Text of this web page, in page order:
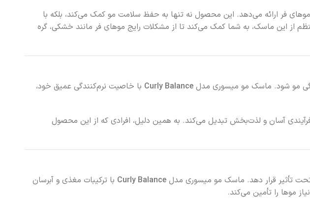
فر ارائه می‌دهد. این محصول نه تنها به حفظ سلامت مو کمک می‌کند، بلکه با
از این ماسک، به شما کمک می‌کند تا از مشکلات رایج موهای فر مانند خشکی، گره
مو شود. ماسک مو میسوری مدلCurly Balance با خاصیت نرم‌کنندگی عمیق خود،
آسان و لذت‌بخش تبدیل می‌کند. به همین دلیل، افرادی که از این محصول
تأثیر قرار دهد. ماسک مو میسوری مدلCurly Balance با ترکیبات مغذی و آبرسان
موها را تأمین می‌کند.